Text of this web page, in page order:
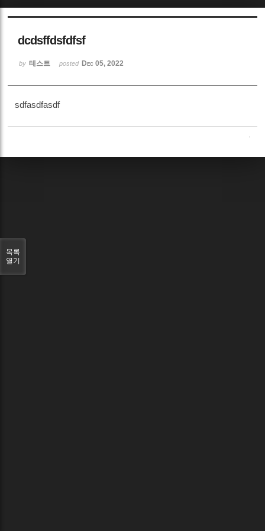
dcdsffdsfdfsf
by 테스트 posted Dec 05, 2022
sdfasdfasdf
목록
열기
Sketchbook5, 스케치북5
Sketchbook5, 스케치북5